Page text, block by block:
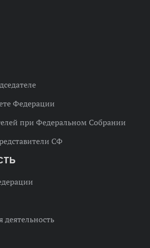
Федерации
при Федеральном Собрании
СФ
деятельность